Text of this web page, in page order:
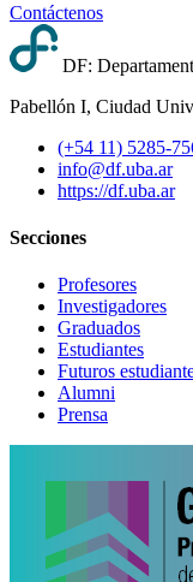
Contáctenos
DF:
Pabellón I, Ciudad
(+54 11) 5285-
info@df.uba.ar
https://df.uba.ar
Secciones
Profesores
Investigadores
Graduados
Estudiantes
Futuros
Alumni
Prensa